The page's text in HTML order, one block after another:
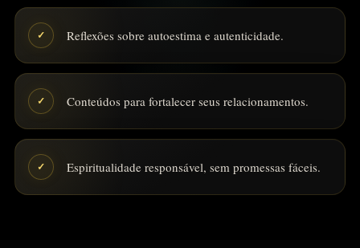
✓ Reflexões sobre autoestima e autenticidade.
✓ Conteúdos para fortalecer seus relacionamentos.
✓ Espiritualidade responsável, sem promessas fáceis.